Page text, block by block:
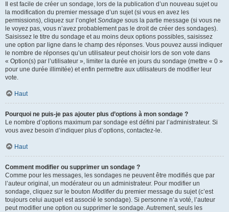
Il est facile de créer un sondage, lors de la publication d’un nouveau sujet ou
la modification du premier message d’un sujet (si vous en avez les
permissions), cliquez sur l’ongletSondage sous la partie message (si vous ne
le voyez pas, vous n’avez probablement pas le droit de créer des sondages).
Saisissez le titre du sondage et au moins deux options possibles, saisissez
une option par ligne dans le champ des réponses. Vous pouvez aussi indiquer
le nombre de réponses qu’un utilisateur peut choisir lors de son vote dans
« Option(s) par l’utilisateur », limiter la durée en jours du sondage (mettre « 0 »
pour une durée illimitée) et enfin permettre aux utilisateurs de modifier leur
vote.
Haut
Pourquoi ne puis-je pas ajouter plus d’options à mon sondage ?
Le nombre d’options maximum par sondage est défini par l’administrateur. Si
vous avez besoin d’indiquer plus d’options, contactez-le.
Haut
Comment modifier ou supprimer un sondage ?
Comme pour les messages, les sondages ne peuvent être modifiés que par
l’auteur original, un modérateur ou un administrateur. Pour modifier un
sondage, cliquez sur le bouton Modifierdu premier message du sujet (c’est
toujours celui auquel est associé le sondage). Si personne n’a voté, l’auteur
peut modifier une option ou supprimer le sondage. Autrement, seuls les